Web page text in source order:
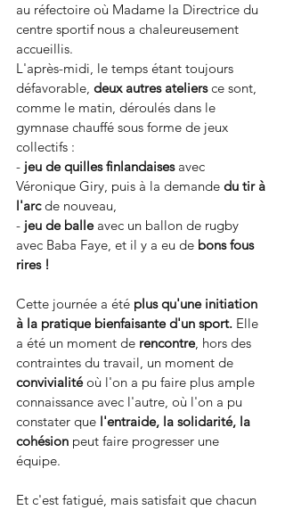
au réfectoire où Madame la Directrice du
centre sportif nous a chaleureusement
accueillis.
L'après-midi, le temps étant toujours
défavorable, deux autres ateliers ce sont,
comme le matin, déroulés dans le
gymnase chauffé sous forme de jeux
collectifs :
- jeu de quilles finlandaises avec
Véronique Giry, puis à la demande du tir à
l'arc de nouveau,
- jeu de balle avec un ballon de rugby
avec Baba Faye, et il y a eu de bons fous
rires !
Cette journée a été plus qu'une initiation
à la pratique bienfaisante d'un sport. Elle
a été un moment de rencontre, hors des
contraintes du travail, un moment de
convivialité où l'on a pu faire plus ample
connaissance avec l'autre, où l'on a pu
constater que l'entraide, la solidarité, la
cohésion peut faire progresser une
équipe.
Et c'est fatigué, mais satisfait que chacun